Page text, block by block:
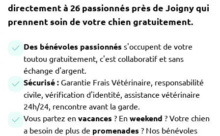
directement à 26 passionnés près de Joigny qui
prennent soin de votre chien gratuitement.
Des bénévoles passionnés s'occupent de votre
toutou gratuitement, c'est collaboratif et sans
échange d'argent.
Sécurisé : Garantie Frais Vétérinaire, responsabilité
civile, vérification d'identité, assistance vétérinaire
24h/24, rencontre avant la garde.
Vous partez en vacances ? En weekend ? Votre chien
a besoin de plus de promenades ? Nos bénévoles